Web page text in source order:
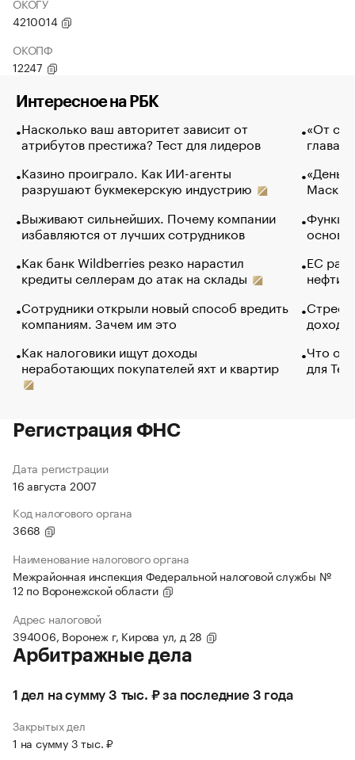
4210014
ОКОПФ
12247
Интересное на РБК
Насколько ваш авторитет зависит от
атрибутов престижа? Тест для лидеров
Казино проиграло. Как ИИ-агенты
разрушают букмекерскую индустрию
Выживают сильнейших. Почему компании
избавляются от лучших сотрудников
Как банк Wildberries резко нарастил
кредиты селлерам до атак на склады
Сотрудники открыли новый способ вредить
компаниям. Зачем им это
Как налоговики ищут доходы
неработающих покупателей яхт и квартир
«От
глава
Маск в
основ
ЕС
нефти
Что
для
Регистрация ФНС
Дата регистрации
16 августа 2007
Код налогового органа
3668
Наименование налогового органа
Межрайонная инспекция Федеральной налоговой службы №
12 по Воронежской области
Адрес налоговой
394006, Воронеж г, Кирова ул, д 28
Арбитражные дела
1 дел на сумму 3 тыс. ₽ за последние 3 года
Закрытых дел
1 на сумму 3 тыс. ₽